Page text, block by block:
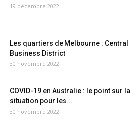
19 décembre 2022
Les quartiers de Melbourne : Central
Business District
30 novembre 2022
COVID-19 en Australie : le point sur la
situation pour les...
30 novembre 2022